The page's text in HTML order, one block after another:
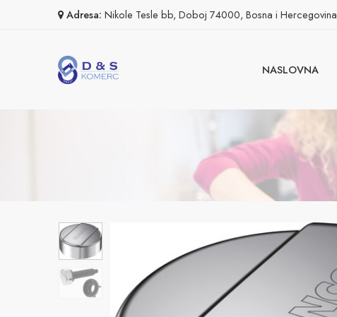
Adresa: Nikole Tesle bb, Doboj 74000, Bosna i Hercegovina
NASLOVNA